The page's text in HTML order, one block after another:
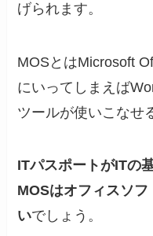
げられます。
MOSとはMicrosoft
にいってしまえば
ツールが使いこなせ
ITパスポートがITの
MOSはオフィスソ
いでしょう。